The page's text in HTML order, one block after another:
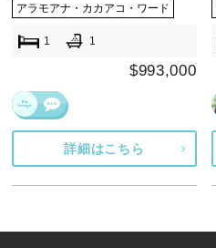
アラモアナ・カカアコ・ワード
1 1
$993,000
詳細はこちら